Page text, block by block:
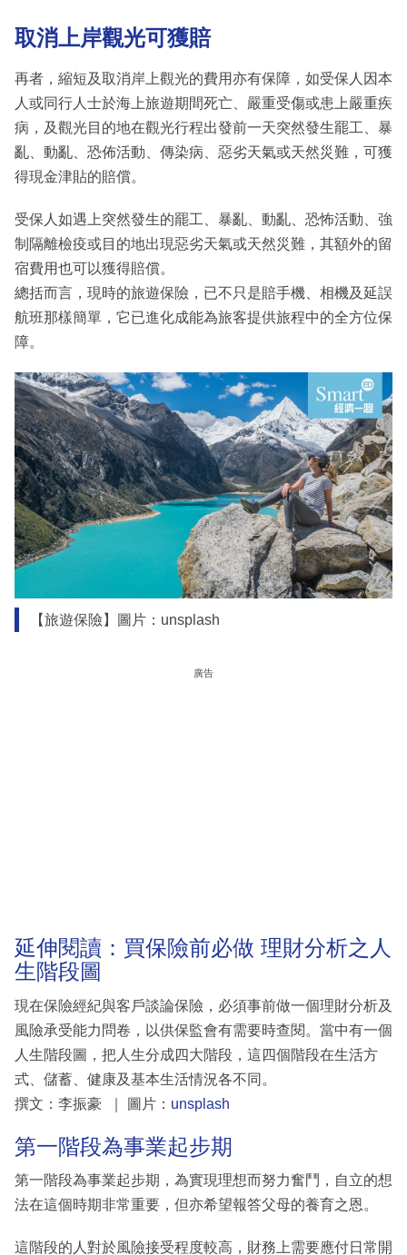
取消上岸觀光可獲賠
再者，縮短及取消岸上觀光的費用亦有保障，如受保人因本
人或同行人士於海上旅遊期間死亡、嚴重受傷或患上嚴重疾
病，及觀光目的地在觀光行程出發前一天突然發生罷工、暴
亂、動亂、恐佈活動、傳染病、惡劣天氣或天然災難，可獲
得現金津貼的賠償。
受保人如遇上突然發生的罷工、暴亂、動亂、恐怖活動、強
制隔離檢疫或目的地出現惡劣天氣或天然災難，其額外的留
宿費用也可以獲得賠償。
總括而言，現時的旅遊保險，已不只是賠手機、相機及延誤
航班那樣簡單，它已進化成能為旅客提供旅程中的全方位保
障。
【旅遊保險】圖片：unsplash
廣告
延伸閱讀：買保險前必做 理財分析之人
生階段圖
現在保險經紀與客戶談論保險，必須事前做一個理財分析及
風險承受能力問卷，以供保監會有需要時查閱。當中有一個
人生階段圖，把人生分成四大階段，這四個階段在生活方
式、儲蓄、健康及基本生活情況各不同。
撰文：李振豪 ｜ 圖片： unsplash
第一階段為事業起步期
第一階段為事業起步期，為實現理想而努力奮鬥，自立的想
法在這個時期非常重要，但亦希望報答父母的養育之恩。
這階段的人對於風險接受程度較高，財務上需要應付日常開